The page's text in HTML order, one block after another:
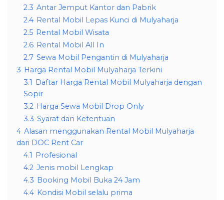
2.3 Antar Jemput Kantor dan Pabrik
2.4 Rental Mobil Lepas Kunci di Mulyaharja
2.5 Rental Mobil Wisata
2.6 Rental Mobil All In
2.7 Sewa Mobil Pengantin di Mulyaharja
3 Harga Rental Mobil Mulyaharja Terkini
3.1 Daftar Harga Rental Mobil Mulyaharja dengan
Sopir
3.2 Harga Sewa Mobil Drop Only
3.3 Syarat dan Ketentuan
4 Alasan menggunakan Rental Mobil Mulyaharja
dari DOC Rent Car
4.1 Profesional
4.2 Jenis mobil Lengkap
4.3 Booking Mobil Buka 24 Jam
4.4 Kondisi Mobil selalu prima